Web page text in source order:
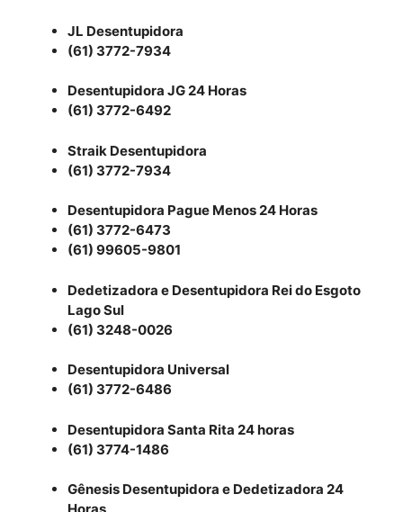
JL Desentupidora
(61) 3772-7934
Desentupidora JG 24 Horas
(61) 3772-6492
Straik Desentupidora
(61) 3772-7934
Desentupidora Pague Menos 24 Horas
(61) 3772-6473
(61) 99605-9801
Dedetizadora e Desentupidora Rei do Esgoto
Lago Sul
(61) 3248-0026
Desentupidora Universal
(61) 3772-6486
Desentupidora Santa Rita 24 horas
(61) 3774-1486
Gênesis Desentupidora e Dedetizadora 24